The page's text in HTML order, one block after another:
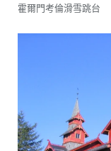
霍爾門考倫滑雪跳台